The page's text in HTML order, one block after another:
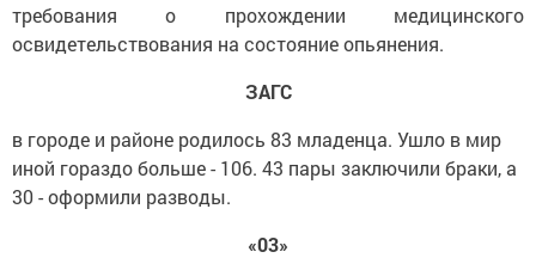
требования о прохождении медицинского
освидетельствования на состояние опьянения.
ЗАГС
в городе и районе родилось 83 младенца. Ушло в мир
иной гораздо больше - 106. 43 пары заключили браки, а
30 - оформили разводы.
«03»